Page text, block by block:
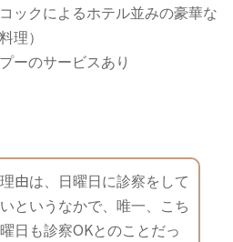
ックによるホテル並みの豪華な
理）
ーのサービスあり
由は、日曜日に診察をして
というなかで、唯一、こち
日も診察OKとのことだっ